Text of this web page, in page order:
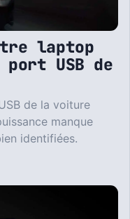
laptop
USB de
de la voiture
manque
identifiées.